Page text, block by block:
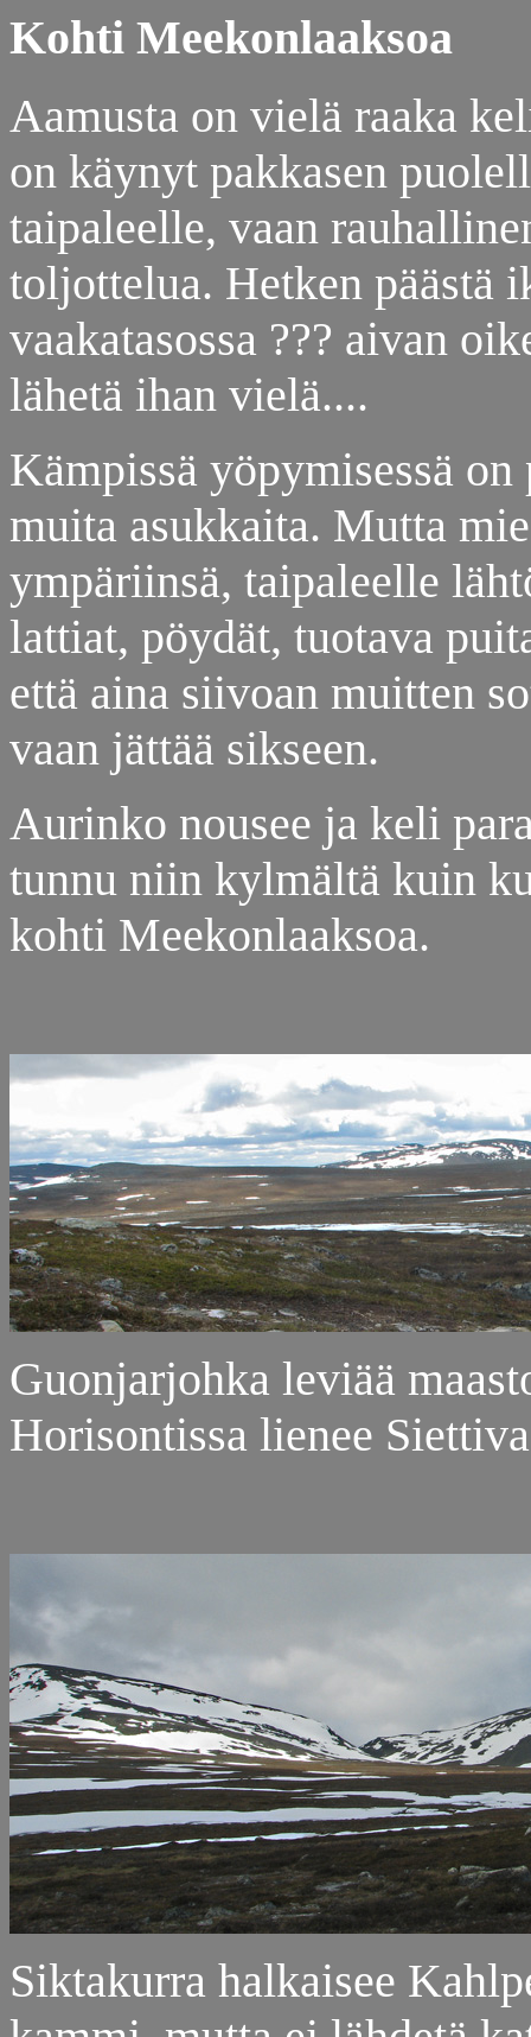
Kohti Meekonlaaksoa
Aamusta on vielä raaka
on käynyt pakkasen
taipaleelle, vaan
toljottelua. Hetken päästä
vaakatasossa ??? aivan
lähetä ihan vielä....
Kämpissä yöpymisessä
muita asukkaita. Mutta
ympäriinsä, taipaleelle
lattiat, pöydät, tuotava
että aina siivoan muitten
vaan jättää sikseen.
Aurinko nousee ja keli
tunnu niin kylmältä kuin
kohti Meekonlaaksoa.
Guonjarjohka leviää
Horisontissa lienee
Siktakurra halkaisee